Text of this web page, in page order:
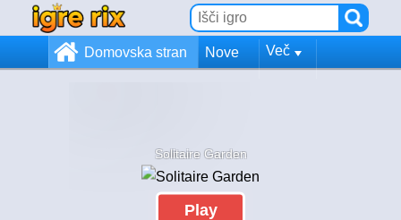
Domovska stran Nove Več
Solitaire Garden
Play